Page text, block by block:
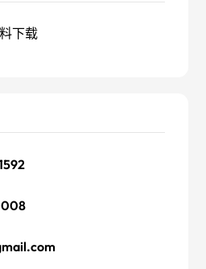
下载